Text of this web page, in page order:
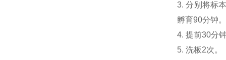
3. 分别将标
孵育90分钟
4. 提前30分
5. 洗板2次。